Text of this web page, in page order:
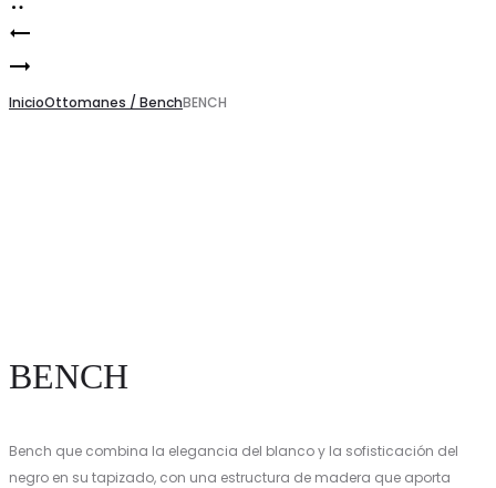
Product
navigation
BENCH
InicioOttomanes / BenchBENCH
BENCH
Bench que combina la elegancia del blanco y la sofisticación del
negro en su tapizado, con una estructura de madera que aporta